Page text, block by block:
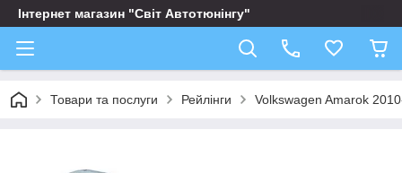
Інтернет магазин "Світ Автотюнінгу"
Товари та послуги Рейлінги Volkswagen Amarok